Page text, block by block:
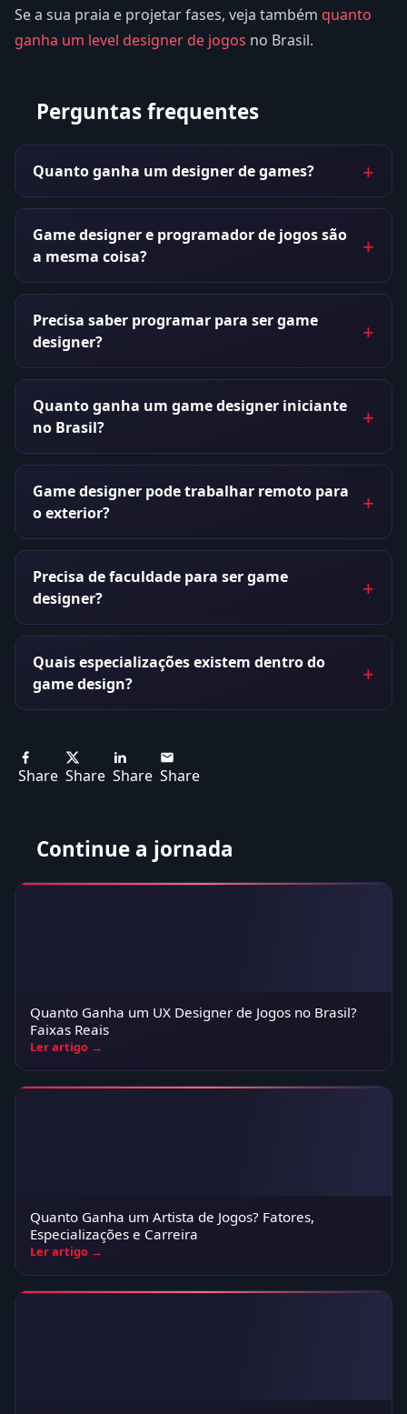
Se a sua praia e projetar fases, veja também quanto
ganha um level designer de jogos no Brasil.
Perguntas frequentes
Quanto ganha um designer de games?
Game designer e programador de jogos são
a mesma coisa?
Precisa saber programar para ser game
designer?
Quanto ganha um game designer iniciante
no Brasil?
Game designer pode trabalhar remoto para
o exterior?
Precisa de faculdade para ser game
designer?
Quais especializações existem dentro do
game design?
Share Share Share Share
Continue a jornada
Quanto Ganha um UX Designer de Jogos no Brasil?
Faixas Reais
Ler artigo →
Quanto Ganha um Artista de Jogos? Fatores,
Especializações e Carreira
Ler artigo →